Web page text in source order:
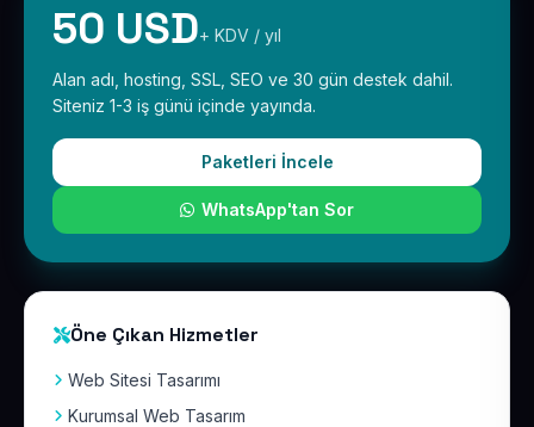
50 USD+ KDV / yıl
Alan adı, hosting, SSL, SEO ve 30 gün destek dahil.
Siteniz 1-3 iş günü içinde yayında.
Paketleri İncele
WhatsApp'tan Sor
Öne Çıkan Hizmetler
Web Sitesi Tasarımı
Kurumsal Web Tasarım